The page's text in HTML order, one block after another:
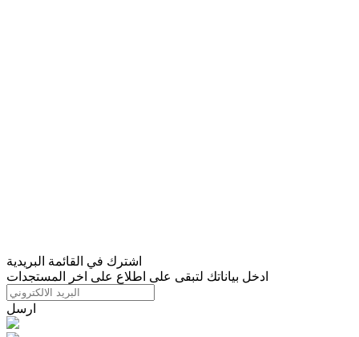
اشترك في القائمة البريدية
ادخل بياناتك لتبقى على اطلاع على اخر المستجدات
ارسل